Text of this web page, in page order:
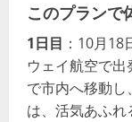
このプランで
1日目 ：10月
ウェイ航空で
で市内へ移動し
は、活気あふれ